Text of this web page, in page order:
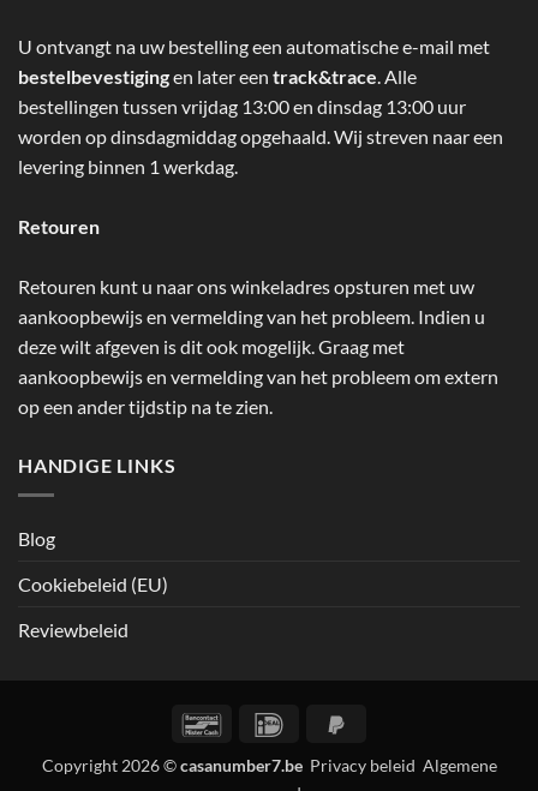
U ontvangt na uw bestelling een automatische e-mail met
bestelbevestigingen later een track&trace. Alle
bestellingen tussen vrijdag 13:00 en dinsdag 13:00 uur
worden op dinsdagmiddag opgehaald. Wij streven naar een
levering binnen 1 werkdag.
Retouren
Retouren kunt u naar ons winkeladres opsturen met uw
aankoopbewijs en vermelding van het probleem. Indien u
deze wilt afgeven is dit ook mogelijk. Graag met
aankoopbewijs en vermelding van het probleem om extern
op een ander tijdstip na te zien.
HANDIGE LINKS
Blog
Cookiebeleid (EU)
Reviewbeleid
BancontactIDeal
Copyright 2026 ©casanumber7.be Privacy beleid Algemene